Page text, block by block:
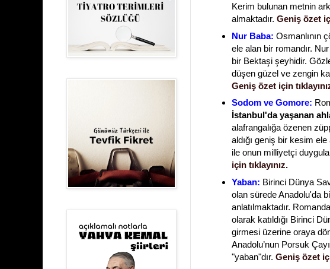
Kerim bulunan metnin
almaktadır. Geniş özet
Nur Baba: Osmanlının
ele alan bir romandır.
bir Bektaşi şeyhidir.
düşen güzel ve zengin
Geniş özet için
Sodom ve Gomore:
İstanbul'da yaşanan
alafrangalığa özenen
aldığı geniş bir kesim
ile onun milliyetçi
için tıklayınız.
Yaban: Birinci Dünya
olan sürede Anadolu'da
anlatılmaktadır.
olarak katıldığı Birinci
girmesi üzerine oraya
Anadolu’nun Porsuk
"yaban"dır. Geniş özet